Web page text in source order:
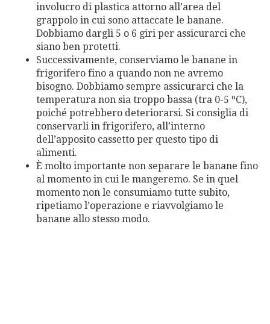
involucro di plastica attorno all’area del
grappolo in cui sono attaccate le banane.
Dobbiamo dargli 5 o 6 giri per assicurarci che
siano ben protetti.
Successivamente, conserviamo le banane in
frigorifero fino a quando non ne avremo
bisogno. Dobbiamo sempre assicurarci che la
temperatura non sia troppo bassa (tra 0-5 ºC),
poiché potrebbero deteriorarsi. Si consiglia di
conservarli in frigorifero, all’interno
dell’apposito cassetto per questo tipo di
alimenti.
È molto importante non separare le banane fino
al momento in cui le mangeremo. Se in quel
momento non le consumiamo tutte subito,
ripetiamo l’operazione e riavvolgiamo le
banane allo stesso modo.